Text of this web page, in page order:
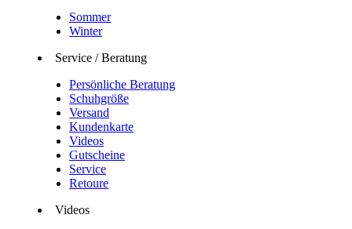
Sommer
Winter
Service / Beratung
Persönliche Beratung
Schuhgröße
Versand
Kundenkarte
Videos
Gutscheine
Service
Retoure
Videos